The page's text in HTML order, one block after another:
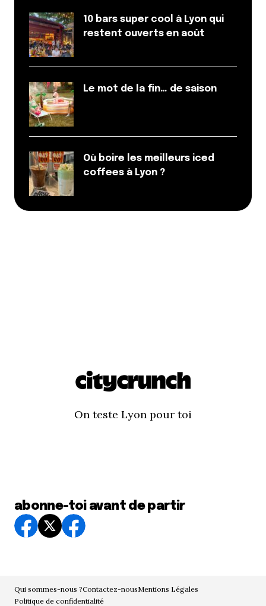
10 bars super cool à Lyon qui
restent ouverts en août
Le mot de la fin… de saison
Où boire les meilleurs iced
coffees à Lyon ?
On teste Lyon pour toi
abonne-toi avant de partir
Qui sommes-nous ?Contactez-nousMentions Légales
Politique de confidentialité